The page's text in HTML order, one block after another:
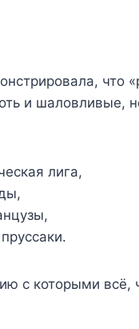
что
и шаловливые,
лига,
с которыми всё,